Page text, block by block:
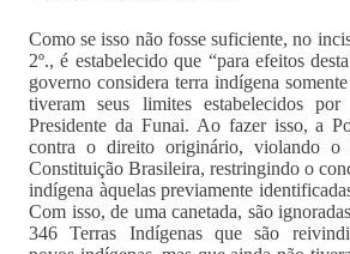
Como se isso não fosse suficiente, no
2º., é estabelecido que “para efeitos
governo considera terra indígena
tiveram seus limites estabelecidos
Presidente da Funai. Ao fazer isso, a
contra o direito originário, violando o
Constituição Brasileira, restringindo o
indígena àquelas previamente
Com isso, de uma canetada, são
346 Terras Indígenas que são